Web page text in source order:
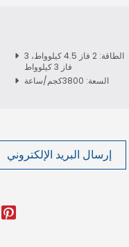
الطاقة: 2 فاز 4.5 كيلوواط، 3
فاز 3 كيلوواط
السعة: 3800كجم/ساعة
إرسال البريد الإلكتروني